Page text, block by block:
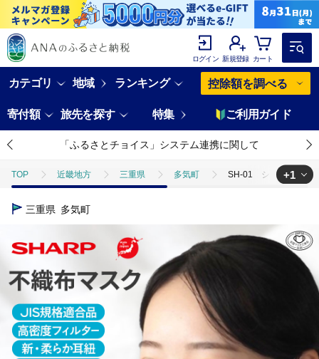
ログイン 新規登録 カート
カテゴリ 地域 ランキング 控除額を調べる
寄付額 旅先を探す 特集 ご利用ガイド
「ふるさとチョイス」システム連携に関して
TOP 近畿地方 三重県 多気町 SH-01 シャープ 製 不
TOP
+1
三重県 多気町